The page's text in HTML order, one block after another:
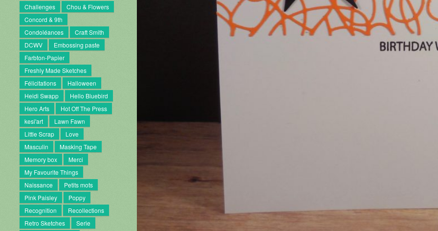
Challenges
Chou & Flowers
Concord & 9th
Condoléances
Craft Smith
DCWV
Embossing paste
Farbton-Papier
Freshly Made Sketches
Félicitations
Halloween
Heidi Swapp
Hello Bluebird
Hero Arts
Hot Off The Press
kesi'art
Lawn Fawn
Little Scrap
Love
Masculin
Masking Tape
Memory box
Merci
My Favourite Things
Naissance
Petits mots
Pink Paisley
Poppy
Recognition
Recollections
Retro Sketches
Serie